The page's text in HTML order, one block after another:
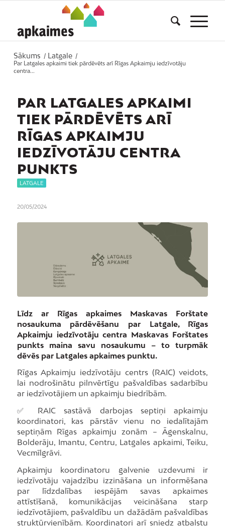
Sākums / Latgale /
Par Latgales apkaimi tiek pārdēvēts arī Rīgas Apkaimju iedzīvotāju
centra...
PAR LATGALES APKAIMI
TIEK PĀRDĒVĒTS ARĪ
RĪGAS APKAIMJU
IEDZĪVOTĀJU CENTRA
PUNKTS
LATGALE
20/05/2024
Līdz ar Rīgas apkaimes Maskavas Forštate
nosaukuma pārdēvēšanu par Latgale, Rīgas
Apkaimju iedzīvotāju centra Maskavas Forštates
punkts maina savu nosaukumu – to turpmāk
dēvēs par Latgales apkaimes punktu.
Rīgas Apkaimju iedzīvotāju centrs (RAIC) veidots,
lai nodrošinātu pilnvērtīgu pašvaldības sadarbību
ar iedzīvotājiem un apkaimju biedrībām.
✅ RAIC sastāvā darbojas septiņi apkaimju
koordinatori, kas pārstāv vienu no iedalītajām
septiņām Rīgas apkaimju zonām – Āgenskalnu,
Bolderāju, Imantu, Centru, Latgales apkaimi, Teiku,
Vecmīlgrāvi.
Apkaimju koordinatoru galvenie uzdevumi ir
iedzīvotāju vajadzību izzināšana un informēšana
par līdzdalības iespējām savas apkaimes
attīstīšanā, komunikācijas veicināšana starp
iedzīvotājiem, pašvaldību un dažādām pašvaldības
struktūrvienībām. Koordinatori arī sniedz atbalstu